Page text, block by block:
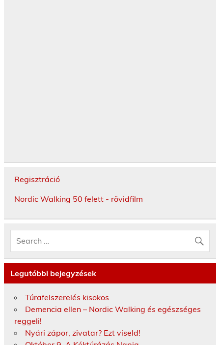
Regisztráció
Nordic Walking 50 felett - rövidfilm
Legutóbbi bejegyzések
Túrafelszerelés kisokos
Demencia ellen – Nordic Walking és egészséges
reggeli!
Nyári zápor, zivatar? Ezt viseld!